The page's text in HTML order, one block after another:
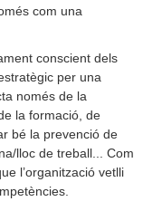
com una
conscient dels
per una
només de la
la formació, de
bé la prevenció de
lloc de treball... Com
l’organització vetlli